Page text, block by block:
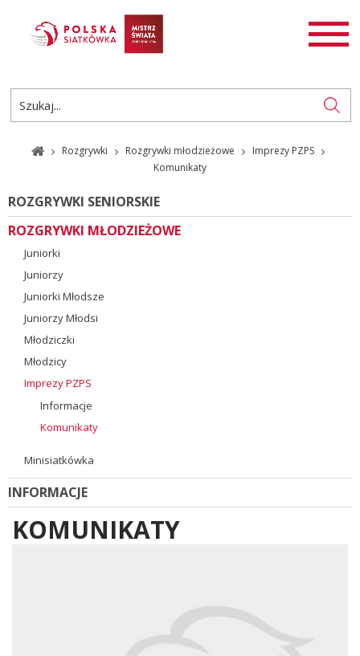
AKTUALNOŚCI
ROZGRYWKI
PL
EN
Rozgrywki Rozgrywki młodzieżowe
Imprezy PZPS
Komunikaty
ROZGRYWKI SENIORSKIE
ROZGRYWKI MŁODZIEŻOWE
Juniorki
Juniorzy
Juniorki Młodsze
Juniorzy Młodsi
Młodziczki
Młodzicy
Imprezy PZPS
Informacje
Komunikaty
Minisiatkówka
INFORMACJE
KOMUNIKATY